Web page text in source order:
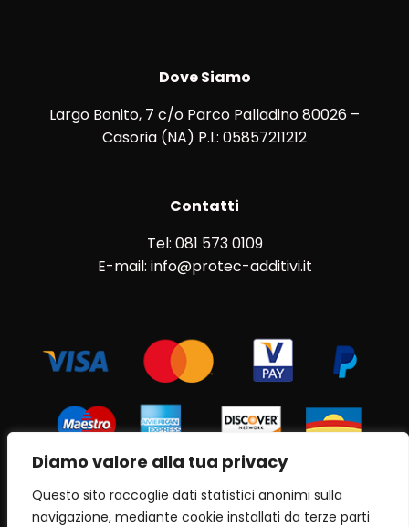
Diamo valore alla tua privacy
Questo sito raccoglie dati statistici anonimi sulla
navigazione, mediante cookie installati da terze parti
Dove Siamo
Largo Bonito, 7 c/o Parco Palladino 80026 –
Casoria (NA) P.I.: 05857211212
Contatti
Tel: 081 573 0109
E-mail: info@protec-additivi.it